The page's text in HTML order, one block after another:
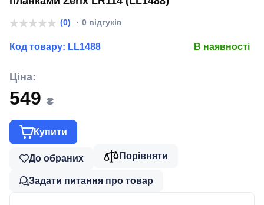
(0) · 0 відгуків
Код товару: LL1488 В наявності
Ціна:
549 ₴
Купити
До обраних Порівняти
Задати питання про товар